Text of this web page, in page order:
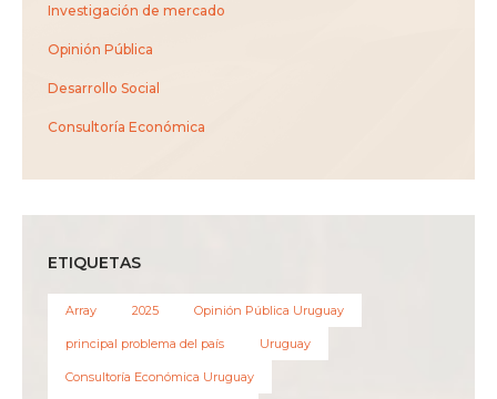
Investigación de mercado
Opinión Pública
Desarrollo Social
Consultoría Económica
ETIQUETAS
Array 2025 Opinión Pública Uruguay
principal problema del país Uruguay
Consultoría Económica Uruguay